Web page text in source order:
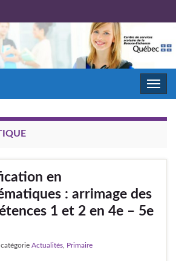
en
: arrimage des
1 et 2 en 4e – 5e
Actualités Primaire